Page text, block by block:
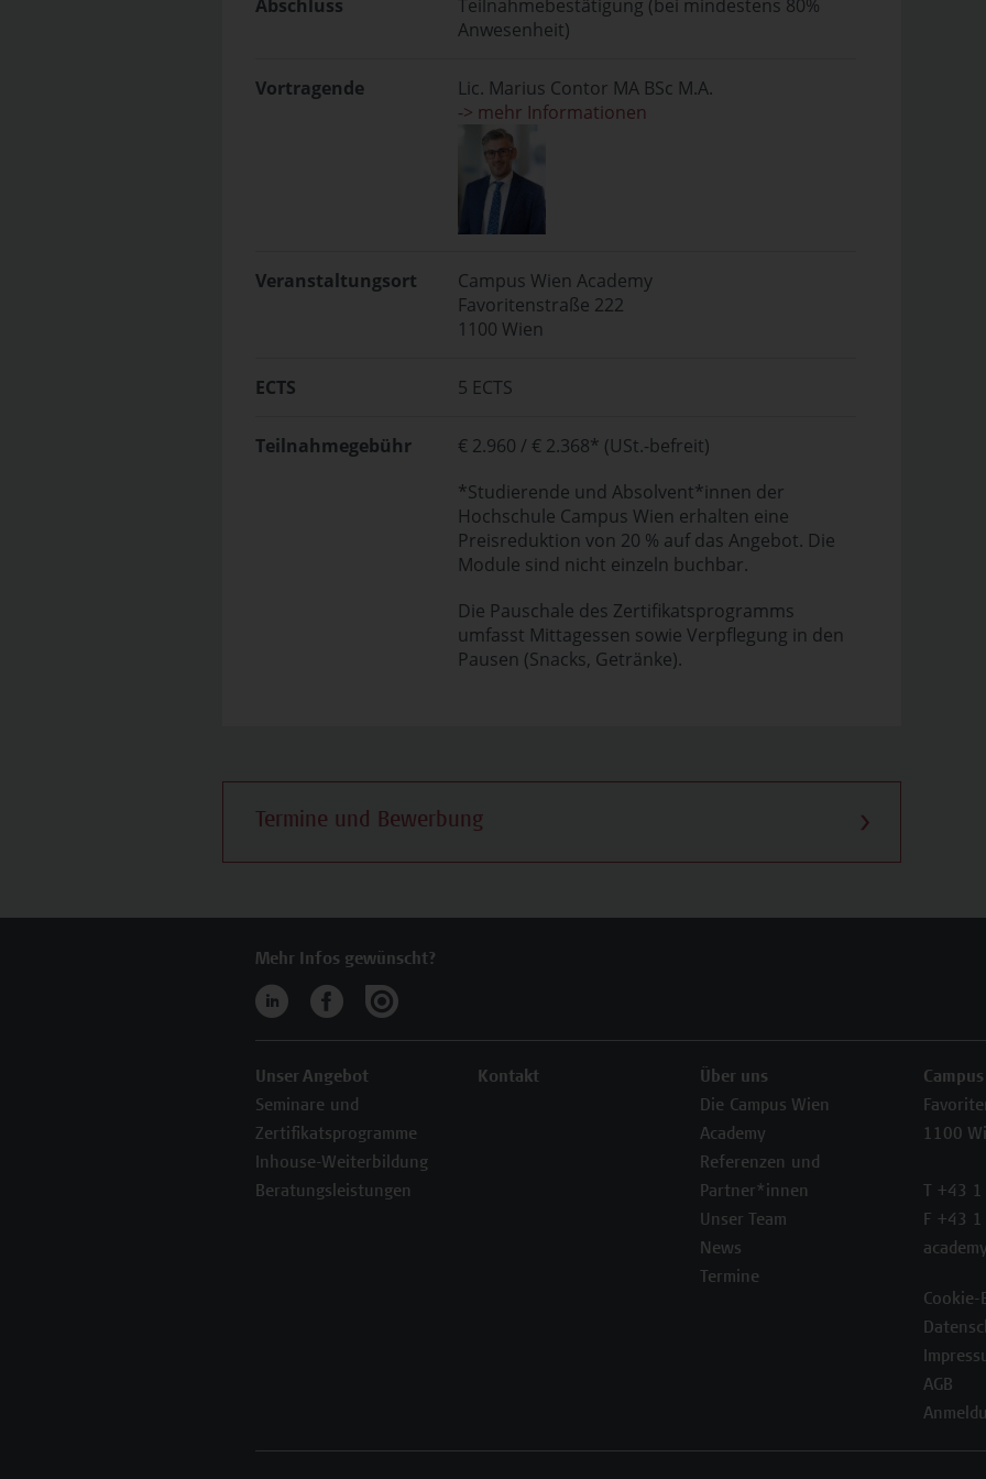
Abschluss
Teilnahmebestätigung (bei mindestens 80%
Anwesenheit)
Vortragende
Lic. Marius Contor MA BSc M.A.
-> mehr Informationen
Veranstaltungsort
Campus Wien Academy
Favoritenstraße 222
1100 Wien
ECTS 5 ECTS
Teilnahmegebühr
€ 2.960 / € 2.368* (USt.-befreit)
*Studierende und Absolvent*innen der
Hochschule Campus Wien erhalten eine
Preisreduktion von 20 % auf das Angebot. Die
Module sind nicht einzeln buchbar.
Die Pauschale des Zertifikatsprogramms
umfasst Mittagessen sowie Verpflegung in den
Pausen (Snacks, Getränke).
Termine und Bewerbung
Mehr Infos gewünscht?
Unser Angebot
Seminare und
Zertifikatsprogramme
Inhouse-Weiterbildung
Beratungsleistungen
Über uns
Die Campus Wien
Academy
Referenzen und
Partner*innen
Unser Team
News
Termine
Kontakt
1100
T +43
F +43
Cookie-
AGB